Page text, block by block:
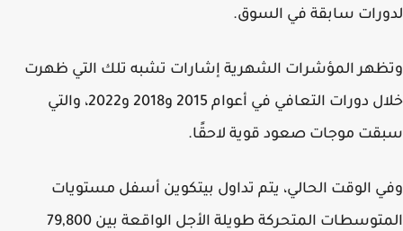
سابقة في السوق.
المؤشرات الشهرية إشارات تشبه تلك التي ظهرت
خلال دورات التعافي في أعوام 2015 و2018 و2022، والتي
موجات صعود قوية لاحقًا.
الوقت الحالي، يتم تداول بيتكوين أسفل مستويات
المتوسطات المتحركة طويلة الأجل الواقعة بين 79,800